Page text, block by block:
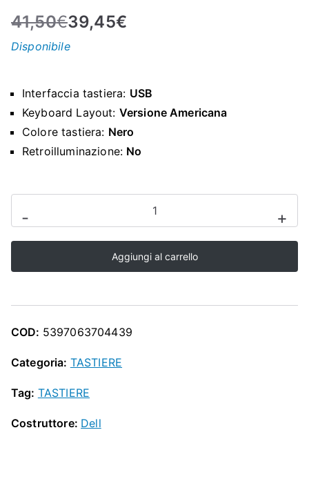
O
P
41,50€39,45€
Interfaccia tastiera: USB
Keyboard Layout: Versione Americana
Colore tastiera: Nero
Retroilluminazione: No
Disponibile
-
Dell
KB216
+
Aggiungi al carrello
COD: 5397063704439
Categoria: TASTIERE
Tag: TASTIERE
Costruttore: Dell